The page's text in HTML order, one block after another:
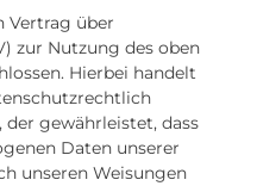
Vertrag über
zur Nutzung des oben
Hierbei handelt
gewährleistet, dass
Daten unserer
unseren Weisungen